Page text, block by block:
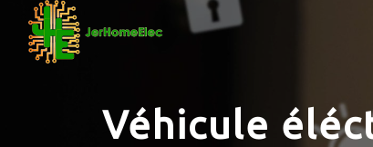
Véhicule
Panneau de gestion des cookies